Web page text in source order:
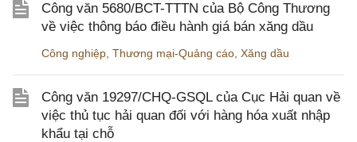
Công văn 5680/BCT-TTTN của Bộ Công Thương
về việc thông báo điều hành giá bán xăng dầu
Công nghiệp Thương mại-Quảng cáo Xăng dầu
Công văn 19297/CHQ-GSQL của Cục Hải quan về
việc thủ tục hải quan đối với hàng hóa xuất nhập
khẩu tại chỗ